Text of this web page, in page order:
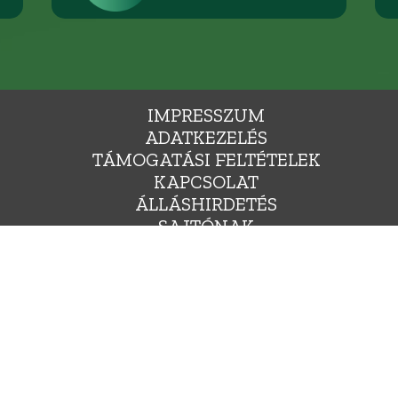
IMPRESSZUM
ADATKEZELÉS
TÁMOGATÁSI FELTÉTELEK
KAPCSOLAT
ÁLLÁSHIRDETÉS
SAJTÓNAK